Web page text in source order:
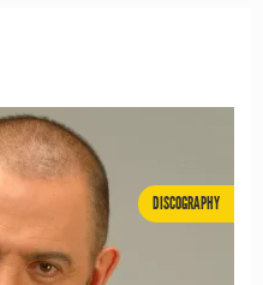
DISCOGRAPHY